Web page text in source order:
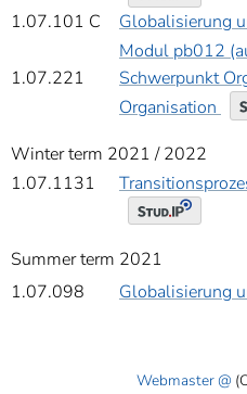
1.07.101 C
Globalisierung
Modul pb012
1.07.221
Schwerpunkt
Organisation
Winter term 2021 / 2022
1.07.1131
Summer term 2021
1.07.098
Globalisierung
Webmaster